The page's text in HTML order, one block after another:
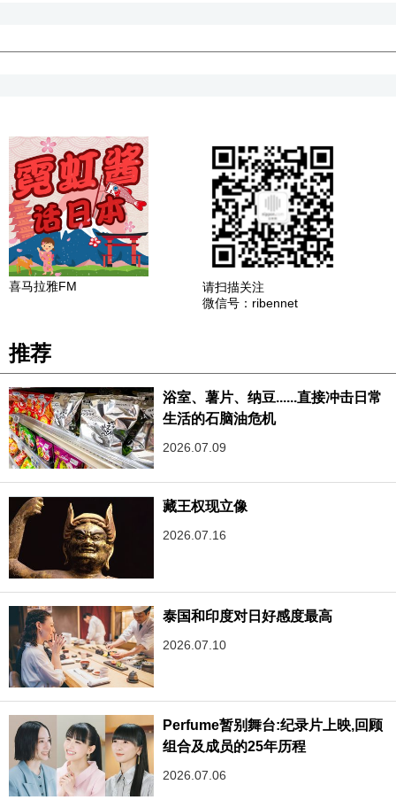
喜马拉雅FM
请扫描关注
微信号：ribennet
推荐
浴室、薯片、纳豆......直接冲击日常
生活的石脑油危机
2026.07.09
藏王权现立像
2026.07.16
泰国和印度对日好感度最高
2026.07.10
Perfume暂别舞台:纪录片上映,回顾
组合及成员的25年历程
2026.07.06